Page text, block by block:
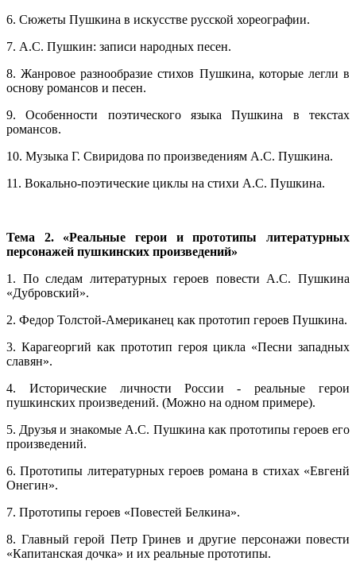
6. Сюжеты Пушкина в искусстве русской хореографии.
7. А.С. Пушкин: записи народных песен.
8. Жанровое разнообразие стихов Пушкина, которые легли в
основу романсов и песен.
9. Особенности поэтического языка Пушкина в текстах
романсов.
10. Музыка Г. Свиридова по произведениям А.С. Пушкина.
11. Вокально-поэтические циклы на стихи А.С. Пушкина.
Тема 2. «Реальные герои и прототипы литературных
персонажей пушкинских произведений»
1. По следам литературных героев повести А.С. Пушкина
«Дубровский».
2. Федор Толстой-Американец как прототип героев Пушкина.
3. Карагеоргий как прототип героя цикла «Песни западных
славян».
4. Исторические личности России - реальные герои
пушкинских произведений. (Можно на одном примере).
5. Друзья и знакомые А.С. Пушкина как прототипы героев его
произведений.
6. Прототипы литературных героев романа в стихах «Евгенй
Онегин».
7. Прототипы героев «Повестей Белкина».
8. Главный герой Петр Гринев и другие персонажи повести
«Капитанская дочка» и их реальные прототипы.